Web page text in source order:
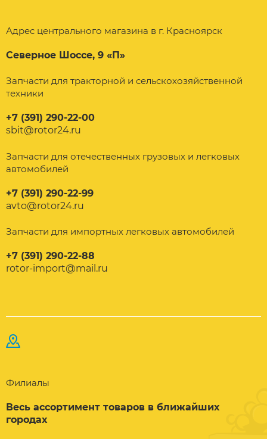
Адрес центрального магазина в г. Красноярск
Северное Шоссе, 9 «П»
Запчасти для тракторной и сельскохозяйственной
техники
+7 (391) 290-22-00
sbit@rotor24.ru
Запчасти для отечественных грузовых и легковых
автомобилей
+7 (391) 290-22-99
avto@rotor24.ru
Запчасти для импортных легковых автомобилей
+7 (391) 290-22-88
rotor-import@mail.ru
Филиалы
Весь ассортимент товаров в ближайших
городах